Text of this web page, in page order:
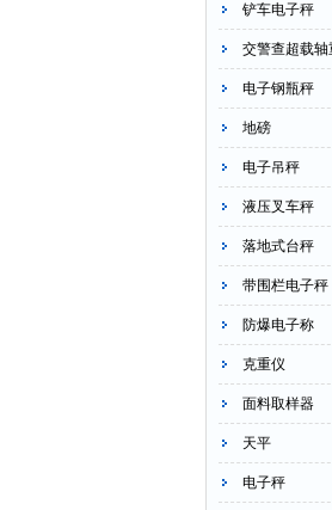
铲车电子秤
交警查超载轴
电子钢瓶秤
地磅
电子吊秤
液压叉车秤
落地式台秤
带围栏电子秤
防爆电子称
克重仪
面料取样器
天平
电子秤